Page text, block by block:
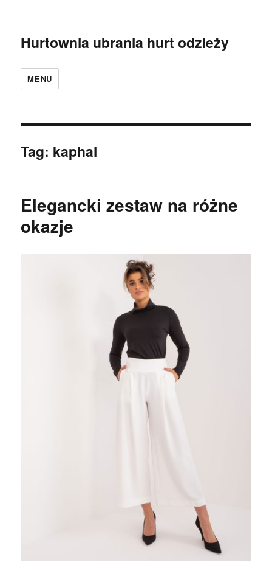
Hurtownia ubrania hurt odzieży
MENU
Tag: kaphal
Elegancki zestaw na różne
okazje